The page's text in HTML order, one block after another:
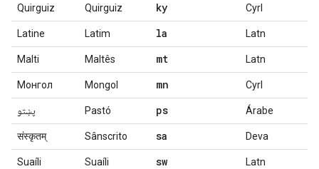
Quirguiz Quirguiz ky Cyrl
Latine Latim la Latn
Malti Maltês mt Latn
Монгол Mongol mn Cyrl
پښتو Pastó ps Árabe
संस्कृतम् Sânscrito sa Deva
Suaíli Suaíli sw Latn